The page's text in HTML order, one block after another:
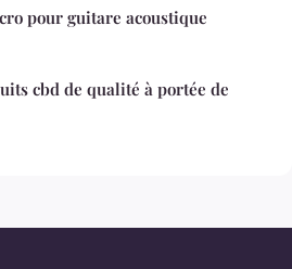
pour guitare acoustique
cbd de qualité à portée de